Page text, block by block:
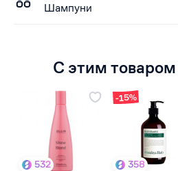
Шампуни
С этим
532
-15%
358